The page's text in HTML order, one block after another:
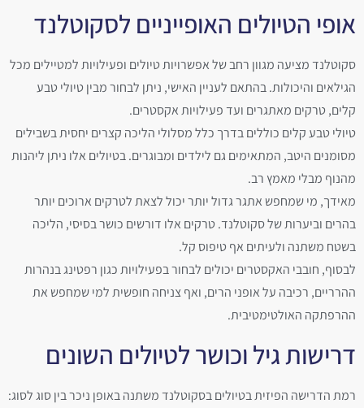
אופי הטיולים האופייניים לסקוטלנד
סקוטלנד מציעה מגוון רחב של אפשרויות טיולים ופעילויות למטיילים מכל
הגילאים והיכולות. בהתאם לעניין האישי, ניתן לבחור מבין טיולי טבע
קלים, טרקים מאתגרים ועד פעילויות אקסטרים.
טיולי טבע קלים כוללים בדרך כלל מסלולי הליכה קצרים יחסית בשבילים
מסומנים היטב, המתאימים גם לילדים ומבוגרים. בטיולים אלו ניתן ליהנות
מהנוף מבלי מאמץ רב.
מאידך, מי שמחפש אתגר גדול יותר יכול לצאת לטרקים ארוכים יותר
בהרים וביערות של סקוטלנד. טרקים אלו דורשים כושר בסיסי, הליכה
בשטח משתנה ולעיתים אף טיפוס קל.
לבסוף, חובבי האקסטרים יכולים לבחור בפעילויות כגון רפטינג בנהרות
ההרריים, רכיבה על אופני הרים, ואף צניחה חופשית למי שמחפש את
ההרפתקה האולטימטיבית.
דרישות גיל וכושר לטיולים השונים
רמת הדרישה הפיזית בטיולים בסקוטלנד משתנה באופן ניכר בין סוג לסוג: